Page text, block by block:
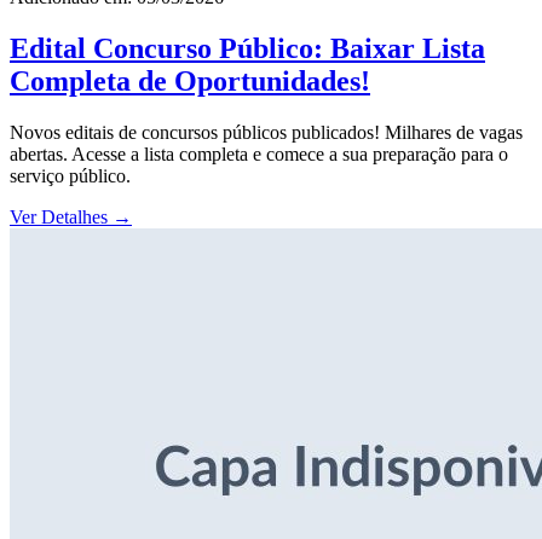
Edital Concurso Público: Baixar Lista
Completa de Oportunidades!
Novos editais de concursos públicos publicados! Milhares de vagas
abertas. Acesse a lista completa e comece a sua preparação para o
serviço público.
Ver Detalhes →